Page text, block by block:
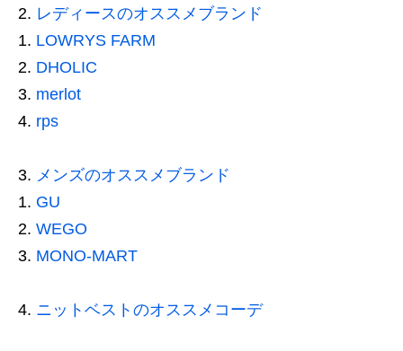
レディースのオススメブランド
LOWRYS FARM
DHOLIC
merlot
rps
メンズのオススメブランド
GU
WEGO
MONO-MART
ニットベストのオススメコーデ